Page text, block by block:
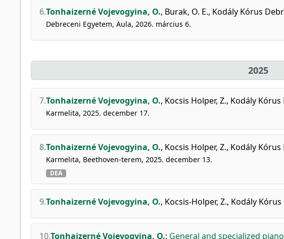
6.Tonhaizerné Vojevogyina, O., Burak, O. E., Kodály Kórus
Debreceni Egyetem, Aula, 2026. március 6.
2025
7.Tonhaizerné Vojevogyina, O., Kocsis Holper, Z., Kodály Kórus
Karmelita, 2025. december 17.
8.Tonhaizerné Vojevogyina, O., Kocsis Holper, Z., Kodály Kórus
Karmelita, Beethoven-terem, 2025. december 13.
DEA
9.Tonhaizerné Vojevogyina, O., Kocsis-Holper, Z., Kodály
10.Tonhaizerné Vojevogyina, O.: General and specialized